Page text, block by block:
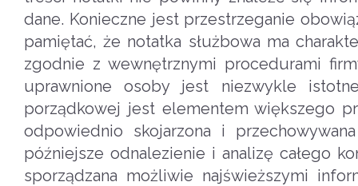
dane. Konieczne jest przestrzeganie
pamiętać, że notatka służbowa ma
zgodnie z wewnętrznymi procedurami
uprawnione osoby jest niezwykle
porządkowej jest elementem większego
odpowiednio skojarzona i
późniejsze odnalezienie i analizę całego
sporządzana możliwie najświeższymi